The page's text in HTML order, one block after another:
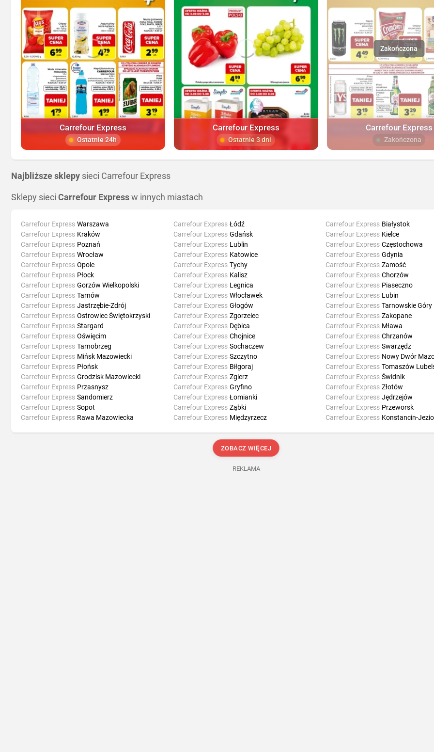
Carrefour Express
Ostatnie 24h
Carrefour Express
Ostatnie 3 dni
Carrefour Express
Zakończona
Najbliższe sklepy sieci Carrefour Express
Sklepy sieci Carrefour Express w innych miastach
Carrefour Express Warszawa
Carrefour Express Kraków
Carrefour Express Poznań
Carrefour Express Wrocław
Carrefour Express Łódź
Carrefour Express Gdańsk
Carrefour Express Lublin
Carrefour Express Katowice
Carrefour Express Białystok
Carrefour Express Kielce
Carrefour Express Częstochowa
Carrefour Express Gdynia
Carrefour Express Opole
Carrefour Express Płock
Carrefour Express Gorzów Wielkopolski
Carrefour Express Tarnów
Carrefour Express Tychy
Carrefour Express Kalisz
Carrefour Express Legnica
Carrefour Express Włocławek
Carrefour Express Zamość
Carrefour Express Chorzów
Carrefour Express Piaseczno
Carrefour Express Lubin
Carrefour Express Jastrzębie-Zdrój
Carrefour Express Ostrowiec Świętokrzyski
Carrefour Express Stargard
Carrefour Express Oświęcim
Carrefour Express Głogów
Carrefour Express Zgorzelec
Carrefour Express Dębica
Carrefour Express Chojnice
Carrefour Express Tarnowskie Góry
Carrefour Express Zakopane
Carrefour Express Mława
Carrefour Express Chrzanów
Carrefour Express Tarnobrzeg
Carrefour Express Mińsk Mazowiecki
Carrefour Express Płońsk
Carrefour Express Grodzisk Mazowiecki
Carrefour Express Sochaczew
Carrefour Express Szczytno
Carrefour Express Biłgoraj
Carrefour Express Zgierz
Carrefour Express Swarzędz
Carrefour Express Nowy Dwór
Carrefour Express Tomaszów
Carrefour Express Świdnik
Carrefour Express Przasnysz
Carrefour Express Sandomierz
Carrefour Express Sopot
Carrefour Express Rawa Mazowiecka
Carrefour Express Gryfino
Carrefour Express Łomianki
Carrefour Express Ząbki
Carrefour Express Międzyrzecz
Carrefour Express Złotów
Carrefour Express Jędrzejów
Carrefour Express Przeworsk
Carrefour Express Konstancin-
ZOBACZ WIĘCEJ
REKLAMA